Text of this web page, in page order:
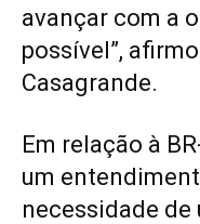
avançar com a
possível”,
Casagrande.
Em relação à
um
necessidade